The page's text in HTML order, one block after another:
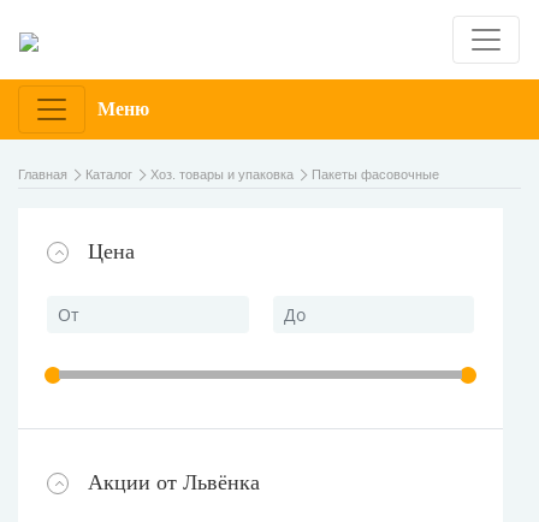
Меню
Главная Каталог Хоз. товары и упаковка Пакеты фасовочные
Цена
Акции от Львёнка